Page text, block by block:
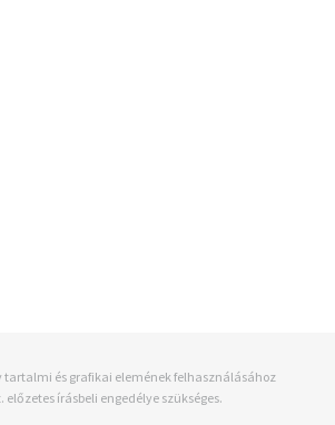
és grafikai elemének felhasználásához
előzetes írásbeli engedélye szükséges.